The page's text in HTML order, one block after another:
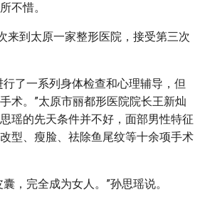
不惜。
来到太原一家整形医院，接受第三次
行了一系列身体检查和心理辅导，但
术。”太原市丽都形医院院长王新灿
瑶的先天条件并不好，面部男性特征
型、瘦脸、祛除鱼尾纹等十余项手术
，完全成为女人。”孙思瑶说。